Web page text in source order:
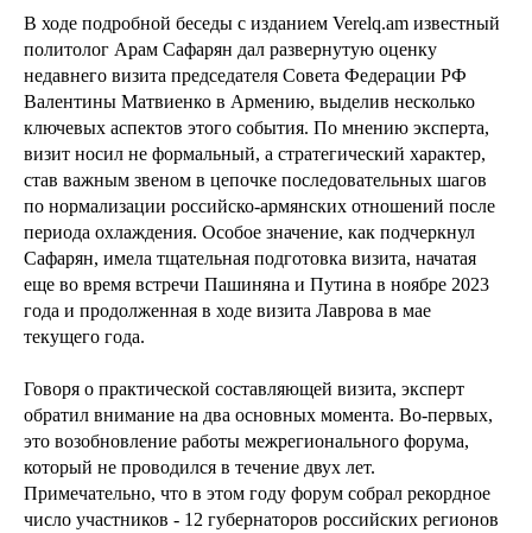
В ходе подробной беседы с изданием Verelq.am известный
политолог Арам Сафарян дал развернутую оценку
недавнего визита председателя Совета Федерации РФ
Валентины Матвиенко в Армению, выделив несколько
ключевых аспектов этого события. По мнению эксперта,
визит носил не формальный, а стратегический характер,
став важным звеном в цепочке последовательных шагов
по нормализации российско-армянских отношений после
периода охлаждения. Особое значение, как подчеркнул
Сафарян, имела тщательная подготовка визита, начатая
еще во время встречи Пашиняна и Путина в ноябре 2023
года и продолженная в ходе визита Лаврова в мае
текущего года.
Говоря о практической составляющей визита, эксперт
обратил внимание на два основных момента. Во-первых,
это возобновление работы межрегионального форума,
который не проводился в течение двух лет.
Примечательно, что в этом году форум собрал рекордное
число участников - 12 губернаторов российских регионов